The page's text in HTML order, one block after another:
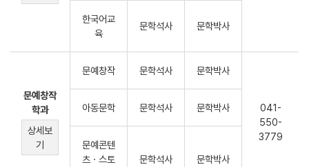
한국어교
육
문학석사 문학박사
문예창작
학과
상세보
기
문예창작 문학석사 문학박사
041-
550-
3779
아동문학 문학석사 문학박사
문예콘텐
츠ㆍ스토
문학석사 문학박사